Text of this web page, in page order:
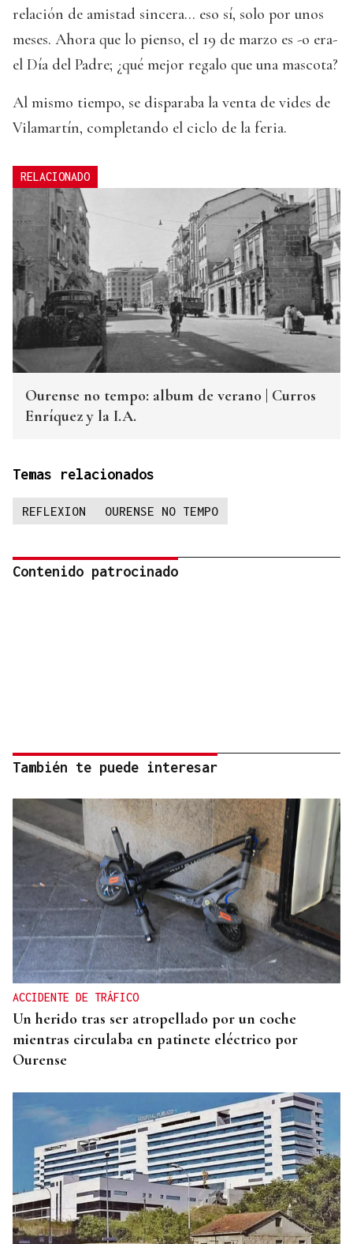
relación de amistad sincera... eso sí, solo por unos
meses. Ahora que lo pienso, el 19 de marzo es -o era-
el Día del Padre; ¿qué mejor regalo que una mascota?
Al mismo tiempo, se disparaba la venta de vides de
Vilamartín, completando el ciclo de la feria.
RELACIONADO
Ourense no tempo: album de verano | Curros
Enríquez y la I.A.
Temas relacionados
REFLEXION OURENSE NO TEMPO
Contenido patrocinado
También te puede interesar
ACCIDENTE DE TRÁFICO
Un herido tras ser atropellado por un coche
mientras circulaba en patinete eléctrico por
Ourense